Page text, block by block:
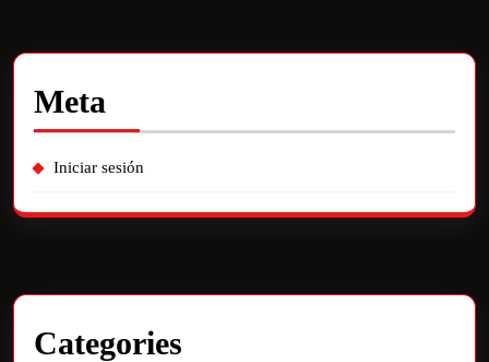
Meta
Iniciar sesión
Categories